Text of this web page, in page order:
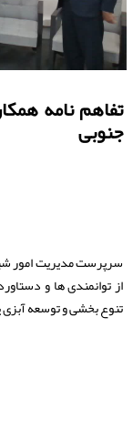
تفاهم نامه
جنوبی
سرپرست مدیریت امور
از توانمندی ها و
تنوع بخشی و توسعه آبزی